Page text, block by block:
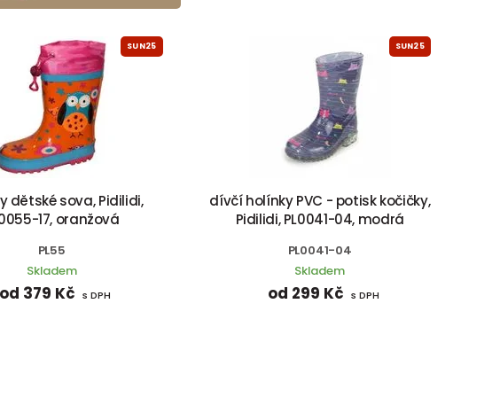
SUN25
dětské sova, Pidilidi,
17, oranžová
PL55
Skladem
od 379 Kč s DPH
SUN25
dívčí holínky PVC - potisk kočičky,
Pidilidi, PL0041-04, modrá
PL0041-04
Skladem
od 299 Kč s DPH